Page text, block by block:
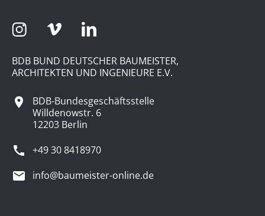
BDB BUND DEUTSCHER BAUMEISTER,
ARCHITEKTEN UND INGENIEURE E.V.
BDB-Bundesgeschäftsstelle
Willdenowstr. 6
12203 Berlin
+49 30 8418970
info@baumeister-online.de